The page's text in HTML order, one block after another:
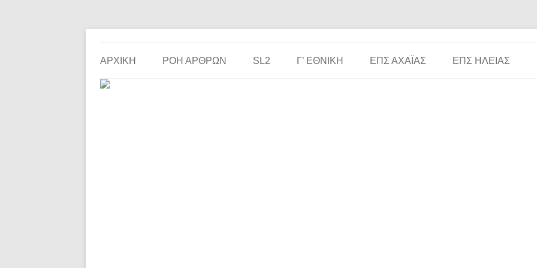
ΑΡΧΙΚΗ ΡΟΗ ΑΡΘΡΩΝ SL2 Γ’ ΕΘΝΙΚΉ ΕΠΣ ΑΧΑΪ́ΑΣ ΕΠΣ ΗΛΕΊΑΣ